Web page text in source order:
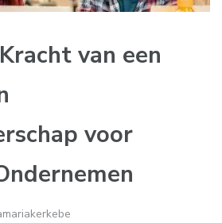
van een
voor